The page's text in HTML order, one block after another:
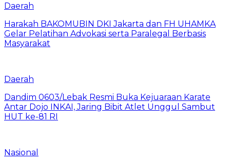
Daerah
Harakah BAKOMUBIN DKI Jakarta dan FH UHAMKA
Gelar Pelatihan Advokasi serta Paralegal Berbasis
Masyarakat
Daerah
Dandim 0603/Lebak Resmi Buka Kejuaraan Karate
Antar Dojo INKAI, Jaring Bibit Atlet Unggul Sambut
HUT ke-81 RI
Nasional